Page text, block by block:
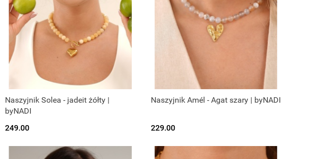
Naszyjnik Solea - jadeit żółty |
byNADI
249.00
Naszyjnik Amél - Agat szary | byNADI
229.00